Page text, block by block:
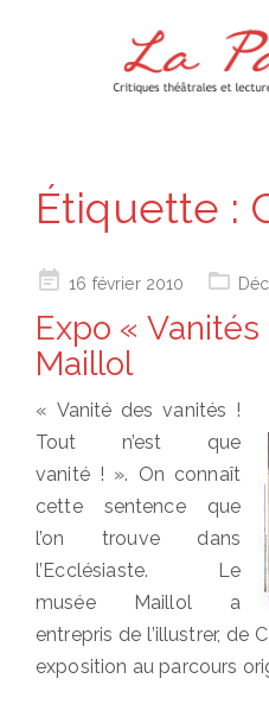
Étiquette :
Posted16 février 2010
Expo «
Maillol
« Vanité des vanités !
Tout n’est que
vanité ! ». On connaît
cette sentence que
l’on trouve dans
l’Ecclésiaste. Le
musée Maillol a
entrepris de l’illustrer, de
exposition au parcours